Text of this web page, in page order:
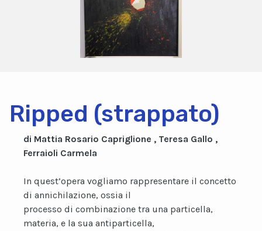
Ripped (strappato)
di Mattia Rosario Capriglione , Teresa Gallo ,
Ferraioli Carmela
In quest’opera vogliamo rappresentare il concetto
di annichilazione, ossia il
processo di combinazione tra una particella,
materia, e la sua antiparticella,